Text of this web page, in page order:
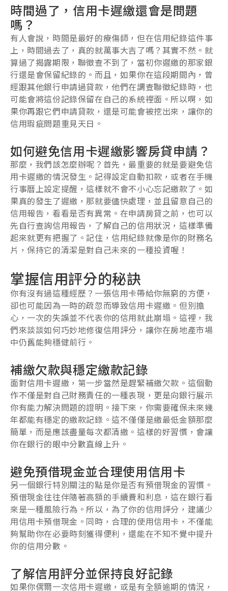
時間過了，信用卡遲繳還會是問題
嗎？
有人會說，時間是最好的療傷師，但在信用紀錄這件事
上，時間過去了，真的就萬事大吉了嗎？其實不然。就
算過了揭露期限，聯徵查不到了，當初你遲繳的那家銀
行還是會保留紀錄的。而且，如果你在這段期間內，曾
經跟其他銀行申請過貸款，他們在調查聯徵紀錄時，也
可能會將這份記錄保留在自己的系統裡面。所以啊，如
果你再跟它們申請貸款，還是可能會被挖出來，讓你的
信用瑕疵問題重見天日。
如何避免信用卡遲繳影響房貸申請？
那麼，我們該怎麼辦呢？首先，最重要的就是要避免信
用卡遲繳的情況發生。記得設定自動扣款，或者在手機
行事曆上設定提醒，這樣就不會不小心忘記繳款了。如
果真的發生了遲繳，那就要儘快處理，並且留意自己的
信用報告，看看是否有異常。在申請房貸之前，也可以
先自行查詢信用報告，了解自己的信用狀況，這樣準備
起來就更有把握了。記住，信用紀錄就像是你的財務名
片，保持它的清潔是對自己未來的一種投資喔！
掌握信用評分的秘訣
你有沒有過這種經歷？一張信用卡帶給你無窮的方便，
卻也可能因為一時的疏忽而導致信用卡遲繳 。但別擔
心，一次的失誤並不代表你的信用就此崩塌。這裡，我
們來談談如何巧妙地修復信用評分，讓你在房地產市場
中仍舊能夠穩健前行。
補繳欠款與穩定繳款記錄
面對信用卡遲繳 ，第一步當然是趕緊補繳欠款。這個動
作不僅是對自己財務責任的一種表現，更是向銀行展示
你有能力解決問題的證明。接下來，你需要確保未來幾
年都能有穩定的繳款記錄。這不僅僅是繳最低金額那麼
簡單，而是應該盡量每次都清繳。這樣的好習慣，會讓
你在銀行的眼中分數直線上升。
避免預借現金並合理使用信用卡
另一個銀行特別關注的點是你是否有預借現金的習慣。
預借現金往往伴隨著高額的手續費和利息，這在銀行看
來是一種風險行為。所以，為了你的信用評分，建議少
用信用卡預借現金。同時，合理的使用信用卡，不僅能
夠幫助你在必要時刻獲得便利，還能在不知不覺中提升
你的信用分數。
了解信用評分並保持良好記錄
如果你偶爾一次信用卡遲繳 ，或是有全額逾期的情況，